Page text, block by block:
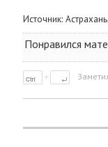
Источник:
Понравился